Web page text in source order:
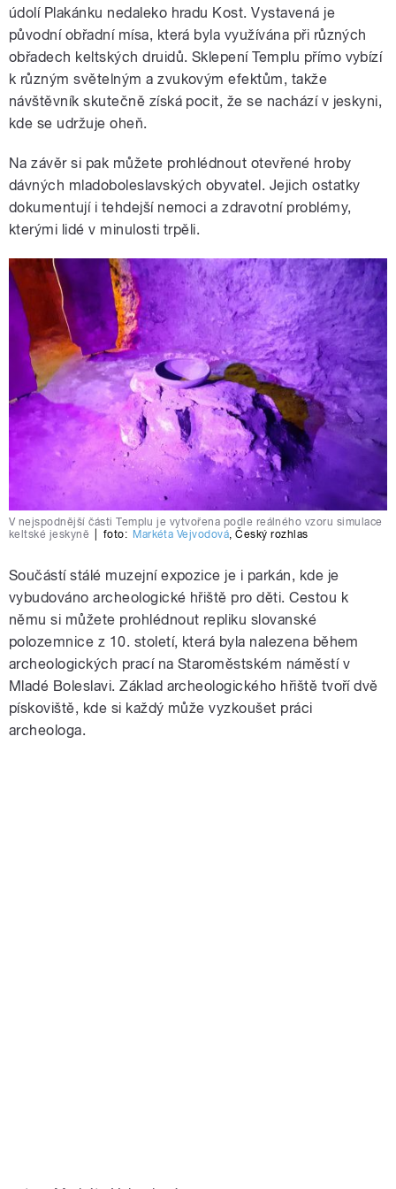
údolí Plakánku nedaleko hradu Kost. Vystavená je
původní obřadní mísa, která byla využívána při různých
obřadech keltských druidů. Sklepení Templu přímo vybízí
k různým světelným a zvukovým efektům, takže
návštěvník skutečně získá pocit, že se nachází v jeskyni,
kde se udržuje oheň.
Na závěr si pak můžete prohlédnout otevřené hroby
dávných mladoboleslavských obyvatel. Jejich ostatky
dokumentují i tehdejší nemoci a zdravotní problémy,
kterými lidé v minulosti trpěli.
V nejspodnější části Templu je vytvořena podle reálného vzoru simulace
keltské jeskyně
foto: Markéta Vejvodová,Český rozhlas
Součástí stálé muzejní expozice je i parkán, kde je
vybudováno archeologické hřiště pro děti. Cestou k
němu si můžete prohlédnout repliku slovanské
polozemnice z 10. století, která byla nalezena během
archeologických prací na Staroměstském náměstí v
Mladé Boleslavi. Základ archeologického hřiště tvoří dvě
pískoviště, kde si každý může vyzkoušet práci
archeologa.